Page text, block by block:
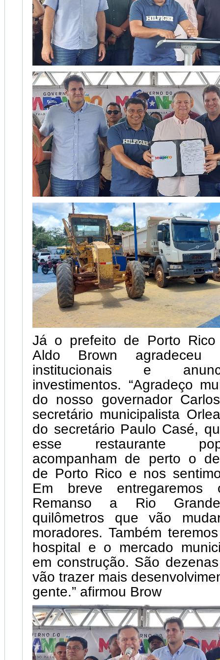
Já o prefeito de Porto Rico
Aldo Brown agradeceu
institucionais e
investimentos. “Agradeço
do nosso governador
secretário municipalista
do secretário Paulo Casé,
esse restaurante
acompanham de perto o
de Porto Rico e nos
Em breve
Remanso a Rio
quilômetros que vão
moradores. Também
hospital e o mercado
em construção. São
vão trazer mais
gente.” afirmou Brow